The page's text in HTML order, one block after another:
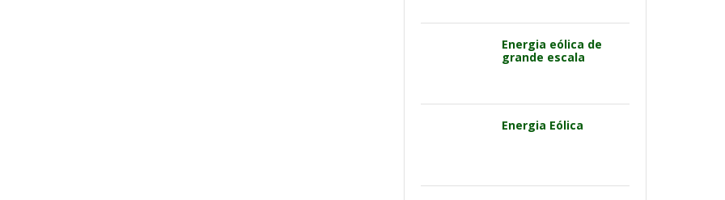
Energia eólica de
grande escala
Energia Eólica